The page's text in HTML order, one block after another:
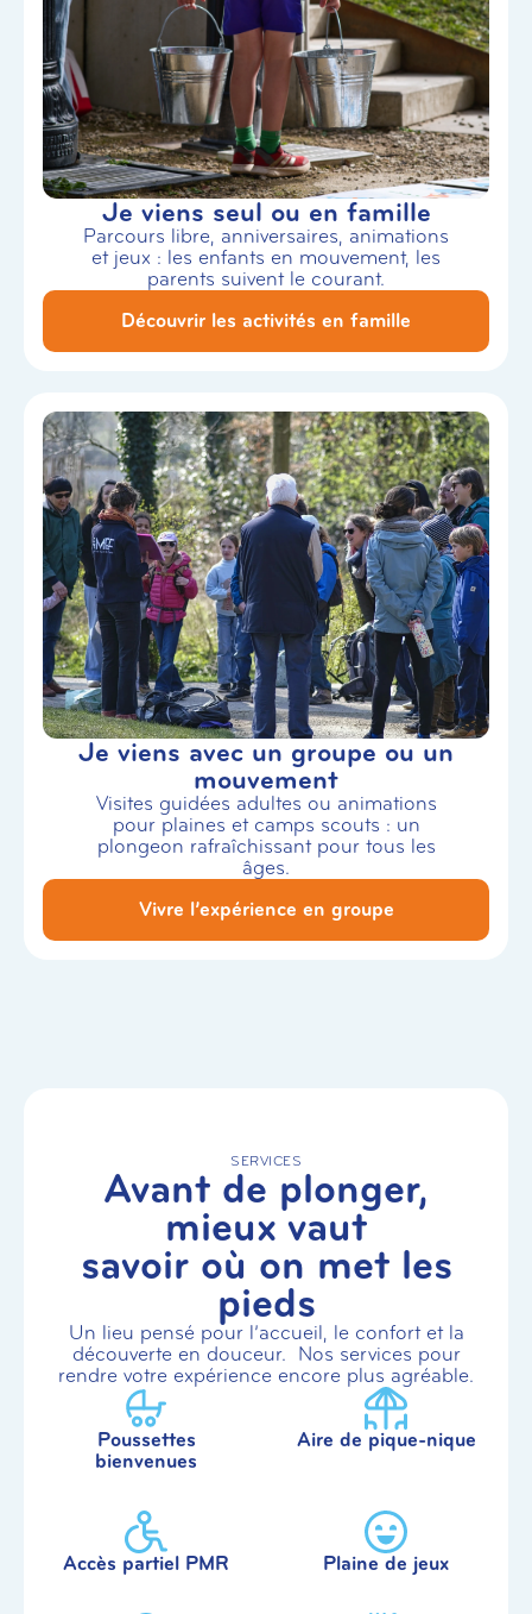
Je viens seul ou en famille
Parcours libre, anniversaires, animations
et jeux : les enfants en mouvement, les
parents suivent le courant.
Découvrir les activités en famille
Je viens avec un groupe ou un
mouvement
Visites guidées adultes ou animations
pour plaines et camps scouts : un
plongeon rafraîchissant pour tous les
âges.
Vivre l’expérience en groupe
SERVICES
Avant de plonger,
mieux vaut
savoir où on met les
pieds
Un lieu pensé pour l’accueil, le confort et la
découverte en douceur. Nos services pour
rendre votre expérience encore plus agréable.
Poussettes
bienvenues
Aire de pique-nique
Accès partiel PMR Plaine de jeux